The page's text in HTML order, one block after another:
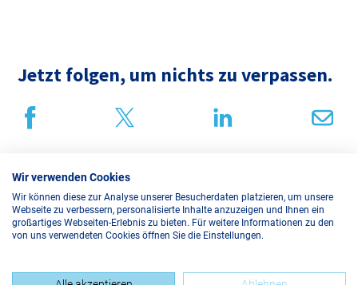
Jetzt folgen, um nichts zu verpassen.
Datenschutz
Impressum
Wir verwenden Cookies
Wir können diese zur Analyse unserer Besucherdaten platzieren, um unsere
Webseite zu verbessern, personalisierte Inhalte anzuzeigen und Ihnen ein
großartiges Webseiten-Erlebnis zu bieten. Für weitere Informationen zu den
von uns verwendeten Cookies öffnen Sie die Einstellungen.